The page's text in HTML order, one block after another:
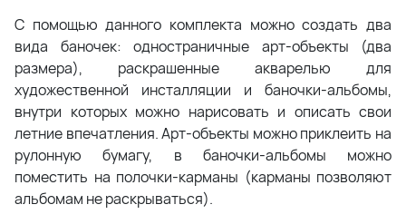
С помощью данного комплекта можно создать два
вида баночек: одностраничные арт-объекты (два
размера), раскрашенные акварелью для
художественной инсталляции и баночки-альбомы,
внутри которых можно нарисовать и описать свои
летние впечатления. Арт-объекты можно приклеить на
рулонную бумагу, в баночки-альбомы можно
поместить на полочки-карманы (карманы позволяют
альбомам не раскрываться).